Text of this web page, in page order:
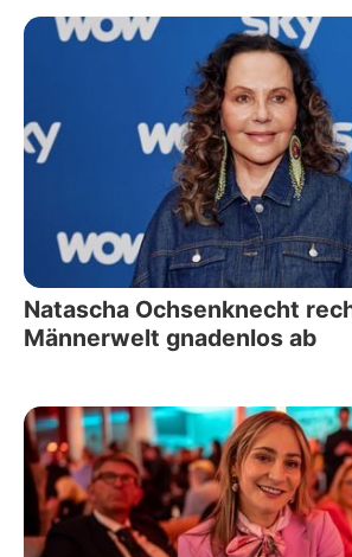
Natascha Ochsenknecht
Männerwelt gnadenlos ab